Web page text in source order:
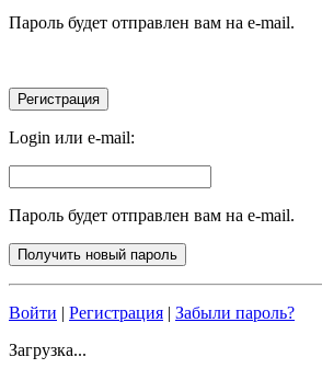
Пароль будет отправлен вам на e-mail.
Login или e-mail:
Пароль будет отправлен вам на e-mail.
Войти | Регистрация | Забыли пароль?
Загрузка...